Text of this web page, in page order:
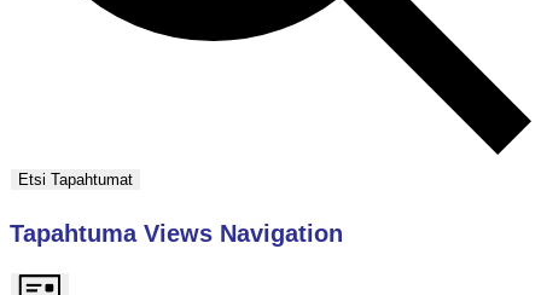
Etsi Tapahtumat
Tapahtuma Views Navigation